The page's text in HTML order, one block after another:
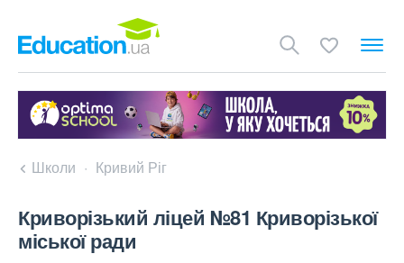
Школи Кривий Ріг
Криворізький ліцей №81 Криворізької
міської ради